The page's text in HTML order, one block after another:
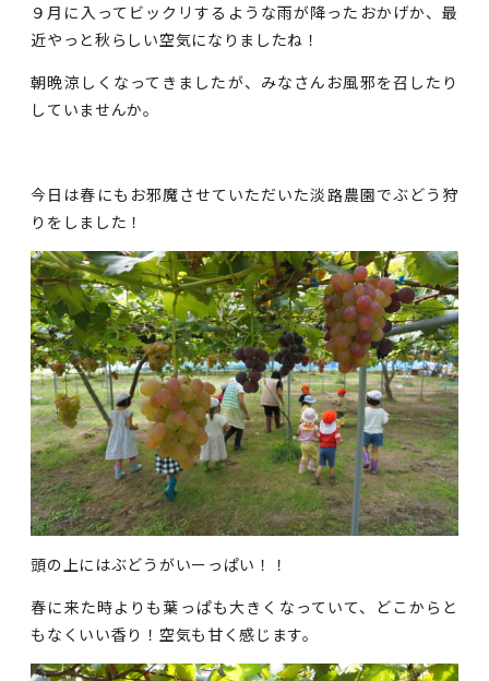
９月に入ってビックリするような雨が降ったおかげか、最
近やっと秋らしい空気になりましたね！
朝晩涼しくなってきましたが、みなさんお風邪を召したり
していませんか。
今日は春にもお邪魔させていただいた淡路農園でぶどう狩
りをしました！
頭の上にはぶどうがいーっぱい！！
春に来た時よりも葉っぱも大きくなっていて、どこからと
もなくいい香り！空気も甘く感じます。